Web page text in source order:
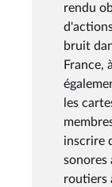
rendu
bruit
France,
les
inscrire
sonores
routiers